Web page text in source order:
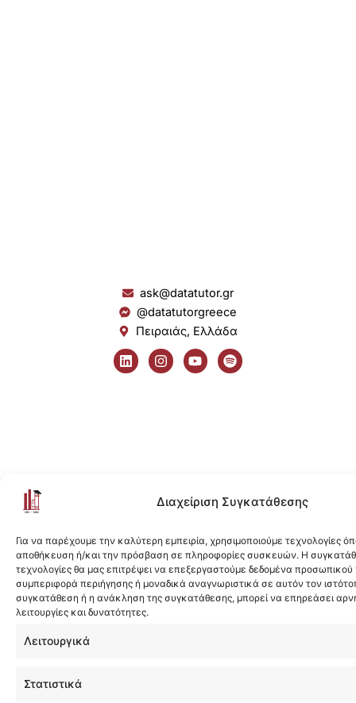
Διαχείριση Συγκατάθεσης
Για να παρέχουμε την καλύτερη εμπειρία, χρησιμοποιούμε τεχνολογίες
αποθήκευση ή/και την πρόσβαση σε πληροφορίες συσκευών. Η
τεχνολογίες θα μας επιτρέψει να επεξεργαστούμε δεδομένα
συμπεριφορά περιήγησης ή μοναδικά αναγνωριστικά σε αυτόν τον
συγκατάθεση ή η ανάκληση της συγκατάθεσης, μπορεί να επηρεάσει
λειτουργίες και δυνατότητες.
Λειτουργικά
Στατιστικά
ask@datatutor.gr
@datatutorgreece
Πειραιάς, Ελλάδα
L
i
n
I
n
s
Y
o
u
S
p
o